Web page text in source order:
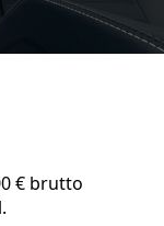
€ brutto